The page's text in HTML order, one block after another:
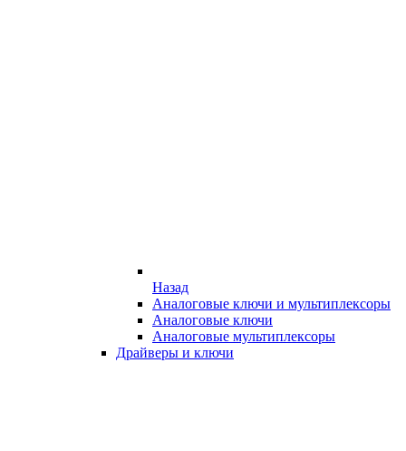
Назад
Аналоговые ключи и мультиплексоры
Аналоговые ключи
Аналоговые мультиплексоры
Драйверы и ключи